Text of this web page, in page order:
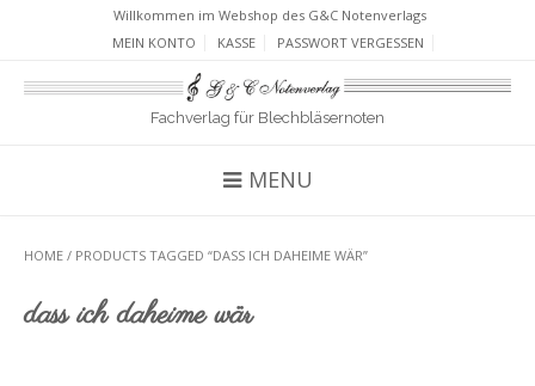
Willkommen im Webshop des G&C Notenverlags
MEIN KONTO
KASSE PASSWORT VERGESSEN
Fachverlag für Blechbläsernoten
MENU
HOME / PRODUCTS TAGGED “DASS ICH DAHEIME WÄR”
dass ich daheime wär